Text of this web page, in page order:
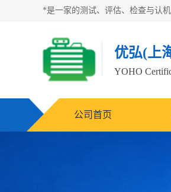
优弘(上
YOHO
公司首页